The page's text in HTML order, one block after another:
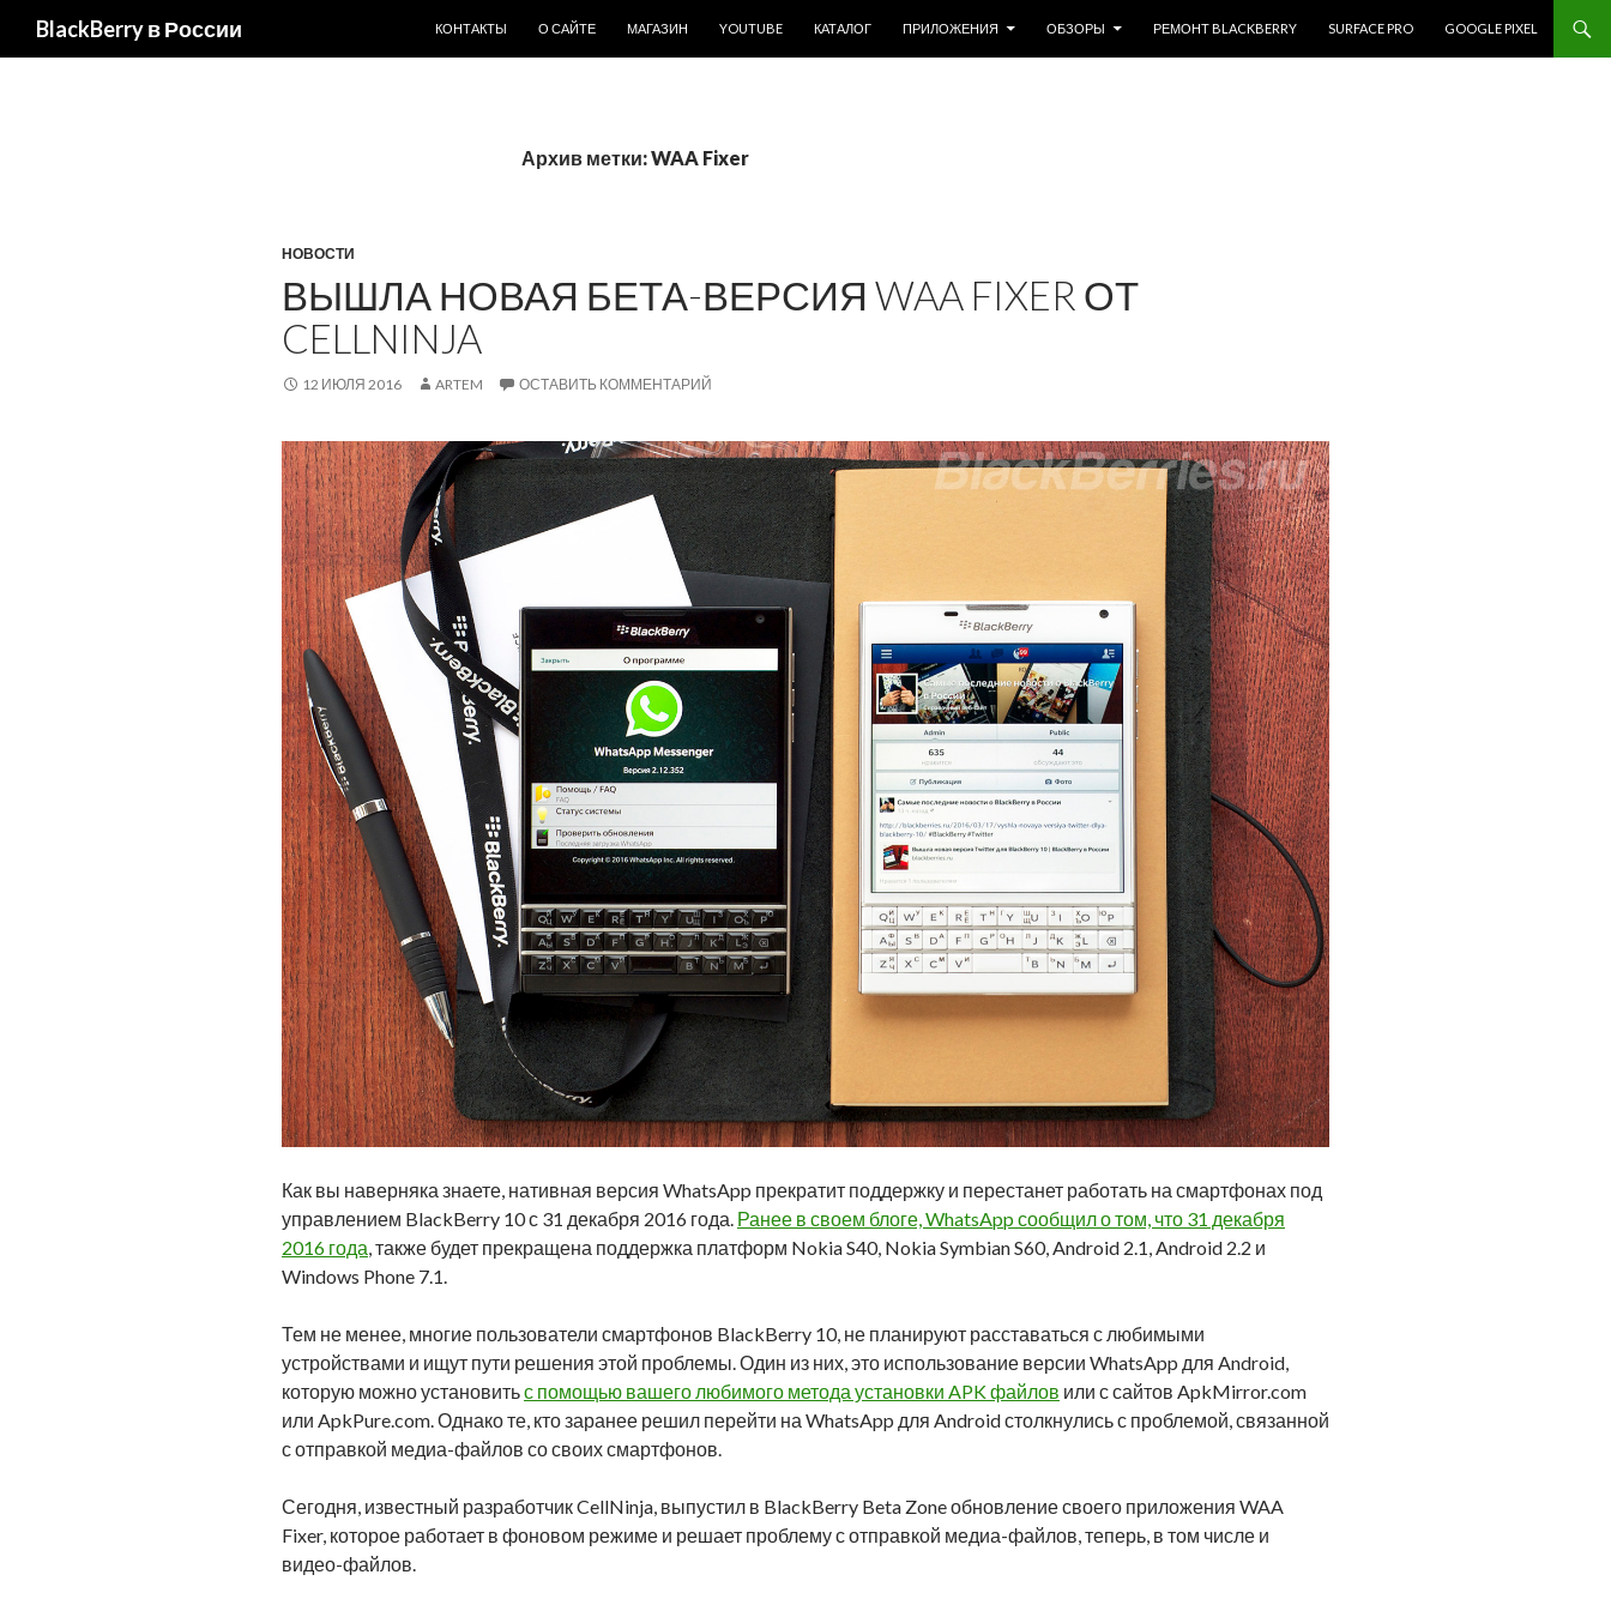
BlackBerry в России
КОНТАКТЫ
О САЙТЕ МАГАЗИН YOUTUBE КАТАЛОГ ПРИЛОЖЕНИЯ ОБЗОРЫ РЕМОНТ BLACKBERRY SURFACE PRO GOOGLE PIXEL
Архив метки: WAA Fixer
НОВОСТИ
ВЫШЛА НОВАЯ БЕТА-ВЕРСИЯ WAA FIXER ОТ
CELLNINJA
12 ИЮЛЯ 2016 ARTEM ОСТАВИТЬ КОММЕНТАРИЙ
Как вы наверняка знаете, нативная версия WhatsApp прекратит поддержку и перестанет работать на смартфонах под
управлением BlackBerry 10 с 31 декабря 2016 года. Ранее в своем блоге, WhatsApp сообщил о том, что 31 декабря
2016 года, также будет прекращена поддержка платформ Nokia S40, Nokia Symbian S60, Android 2.1, Android 2.2 и
Windows Phone 7.1.
Тем не менее, многие пользователи смартфонов BlackBerry 10, не планируют расставаться с любимыми
устройствами и ищут пути решения этой проблемы. Один из них, это использование версии WhatsApp для Android,
которую можно установитьс помощью вашего любимого метода установки APK файлов или с сайтов ApkMirror.com
или ApkPure.com. Однако те, кто заранее решил перейти на WhatsApp для Android столкнулись с проблемой, связанной
с отправкой медиа-файлов со своих смартфонов.
Сегодня, известный разработчик CellNinja, выпустил в BlackBerry Beta Zone обновление своего приложения WAA
Fixer, которое работает в фоновом режиме и решает проблему с отправкой медиа-файлов, теперь, в том числе и
видео-файлов.